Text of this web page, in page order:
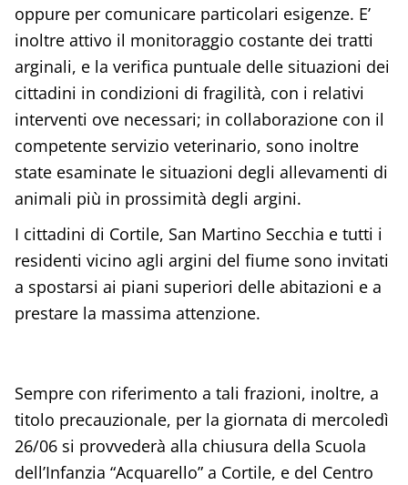
oppure per comunicare particolari esigenze. E’
inoltre attivo il monitoraggio costante dei tratti
arginali, e la verifica puntuale delle situazioni dei
cittadini in condizioni di fragilità, con i relativi
interventi ove necessari; in collaborazione con il
competente servizio veterinario, sono inoltre
state esaminate le situazioni degli allevamenti di
animali più in prossimità degli argini.
I cittadini di Cortile, San Martino Secchia e tutti i
residenti vicino agli argini del fiume sono invitati
a spostarsi ai piani superiori delle abitazioni e a
prestare la massima attenzione.
Sempre con riferimento a tali frazioni, inoltre, a
titolo precauzionale, per la giornata di mercoledì
26/06 si provvederà alla chiusura della Scuola
dell’Infanzia “Acquarello” a Cortile, e del Centro